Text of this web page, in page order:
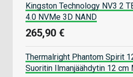
Kingston Technology NV3 2
4.0 NVMe 3D NAND
265,90 €
Thermalright Phantom Spirit
Suoritin Ilmanjäähdytin 12 cm